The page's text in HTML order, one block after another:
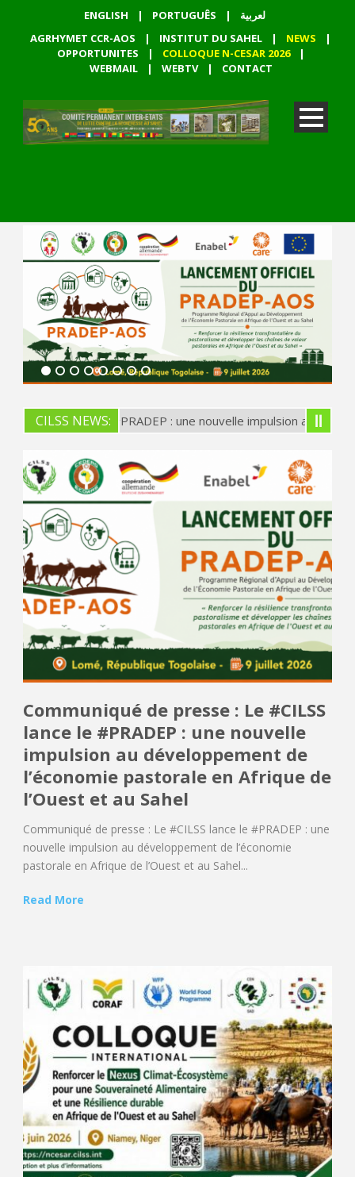
ENGLISH | PORTUGUÊS |
لعربية
AGRHYMET CCR-AOS
| INSTITUT DU SAHEL | NEWS
|
OPPORTUNITES
| COLLOQUE N-CESAR 2026
|
WEBMAIL
| WEBTV | CONTACT
CILSS NEWS:
le #PRADEP : une nouvelle impulsion au développement de
Communiqué de presse : Le #CILSS
lance le #PRADEP : une nouvelle
impulsion au développement de
l’économie pastorale en Afrique de
l’Ouest et au Sahel
Communiqué de presse : Le #CILSS lance le #PRADEP : une
nouvelle impulsion au développement de l’économie
pastorale en Afrique de l’Ouest et au Sahel...
Read More